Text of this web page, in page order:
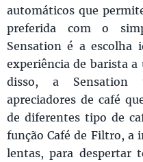
automáticos que
preferida com o
Sensation é a escolha
experiência de barista
disso, a Sensation
apreciadores de café
de diferentes tipo de
função Café de Filtro, a
lentas, para despertar